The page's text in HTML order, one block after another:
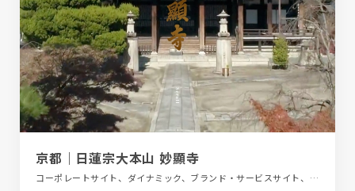
京都｜日蓮宗大本山 妙顯寺
コーポレートサイト、ダイナミック、ブランド・サービスサイト、ブルー系、モーション多め、動画が流れる、商業施設・レジャー、地域・団体・活動、施設・店舗サイト、旅行・ホテル・観光、日本テイスト